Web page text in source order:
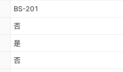
BS-201
否
是
否